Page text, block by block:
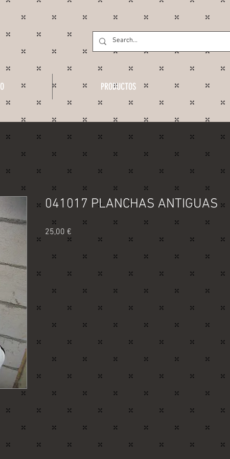
PRODUCTOS
041017 PLANCHAS ANTIGUAS
25,00 €